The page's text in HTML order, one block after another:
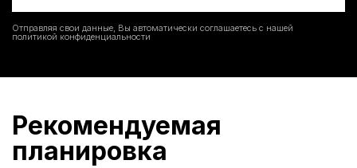
Отправляя свои данные, Вы автоматически соглашаетесь с нашей
политикой конфиденциальности
Рекомендуемая
планировка